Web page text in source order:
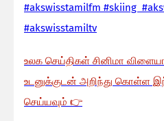
#akswisstamilfm #skiing
#akswisstamiltv
உலக செய்திகள் சினிமா
உடனுக்குடன் அறிந்து கொள்ள
செய்யவும் 👉